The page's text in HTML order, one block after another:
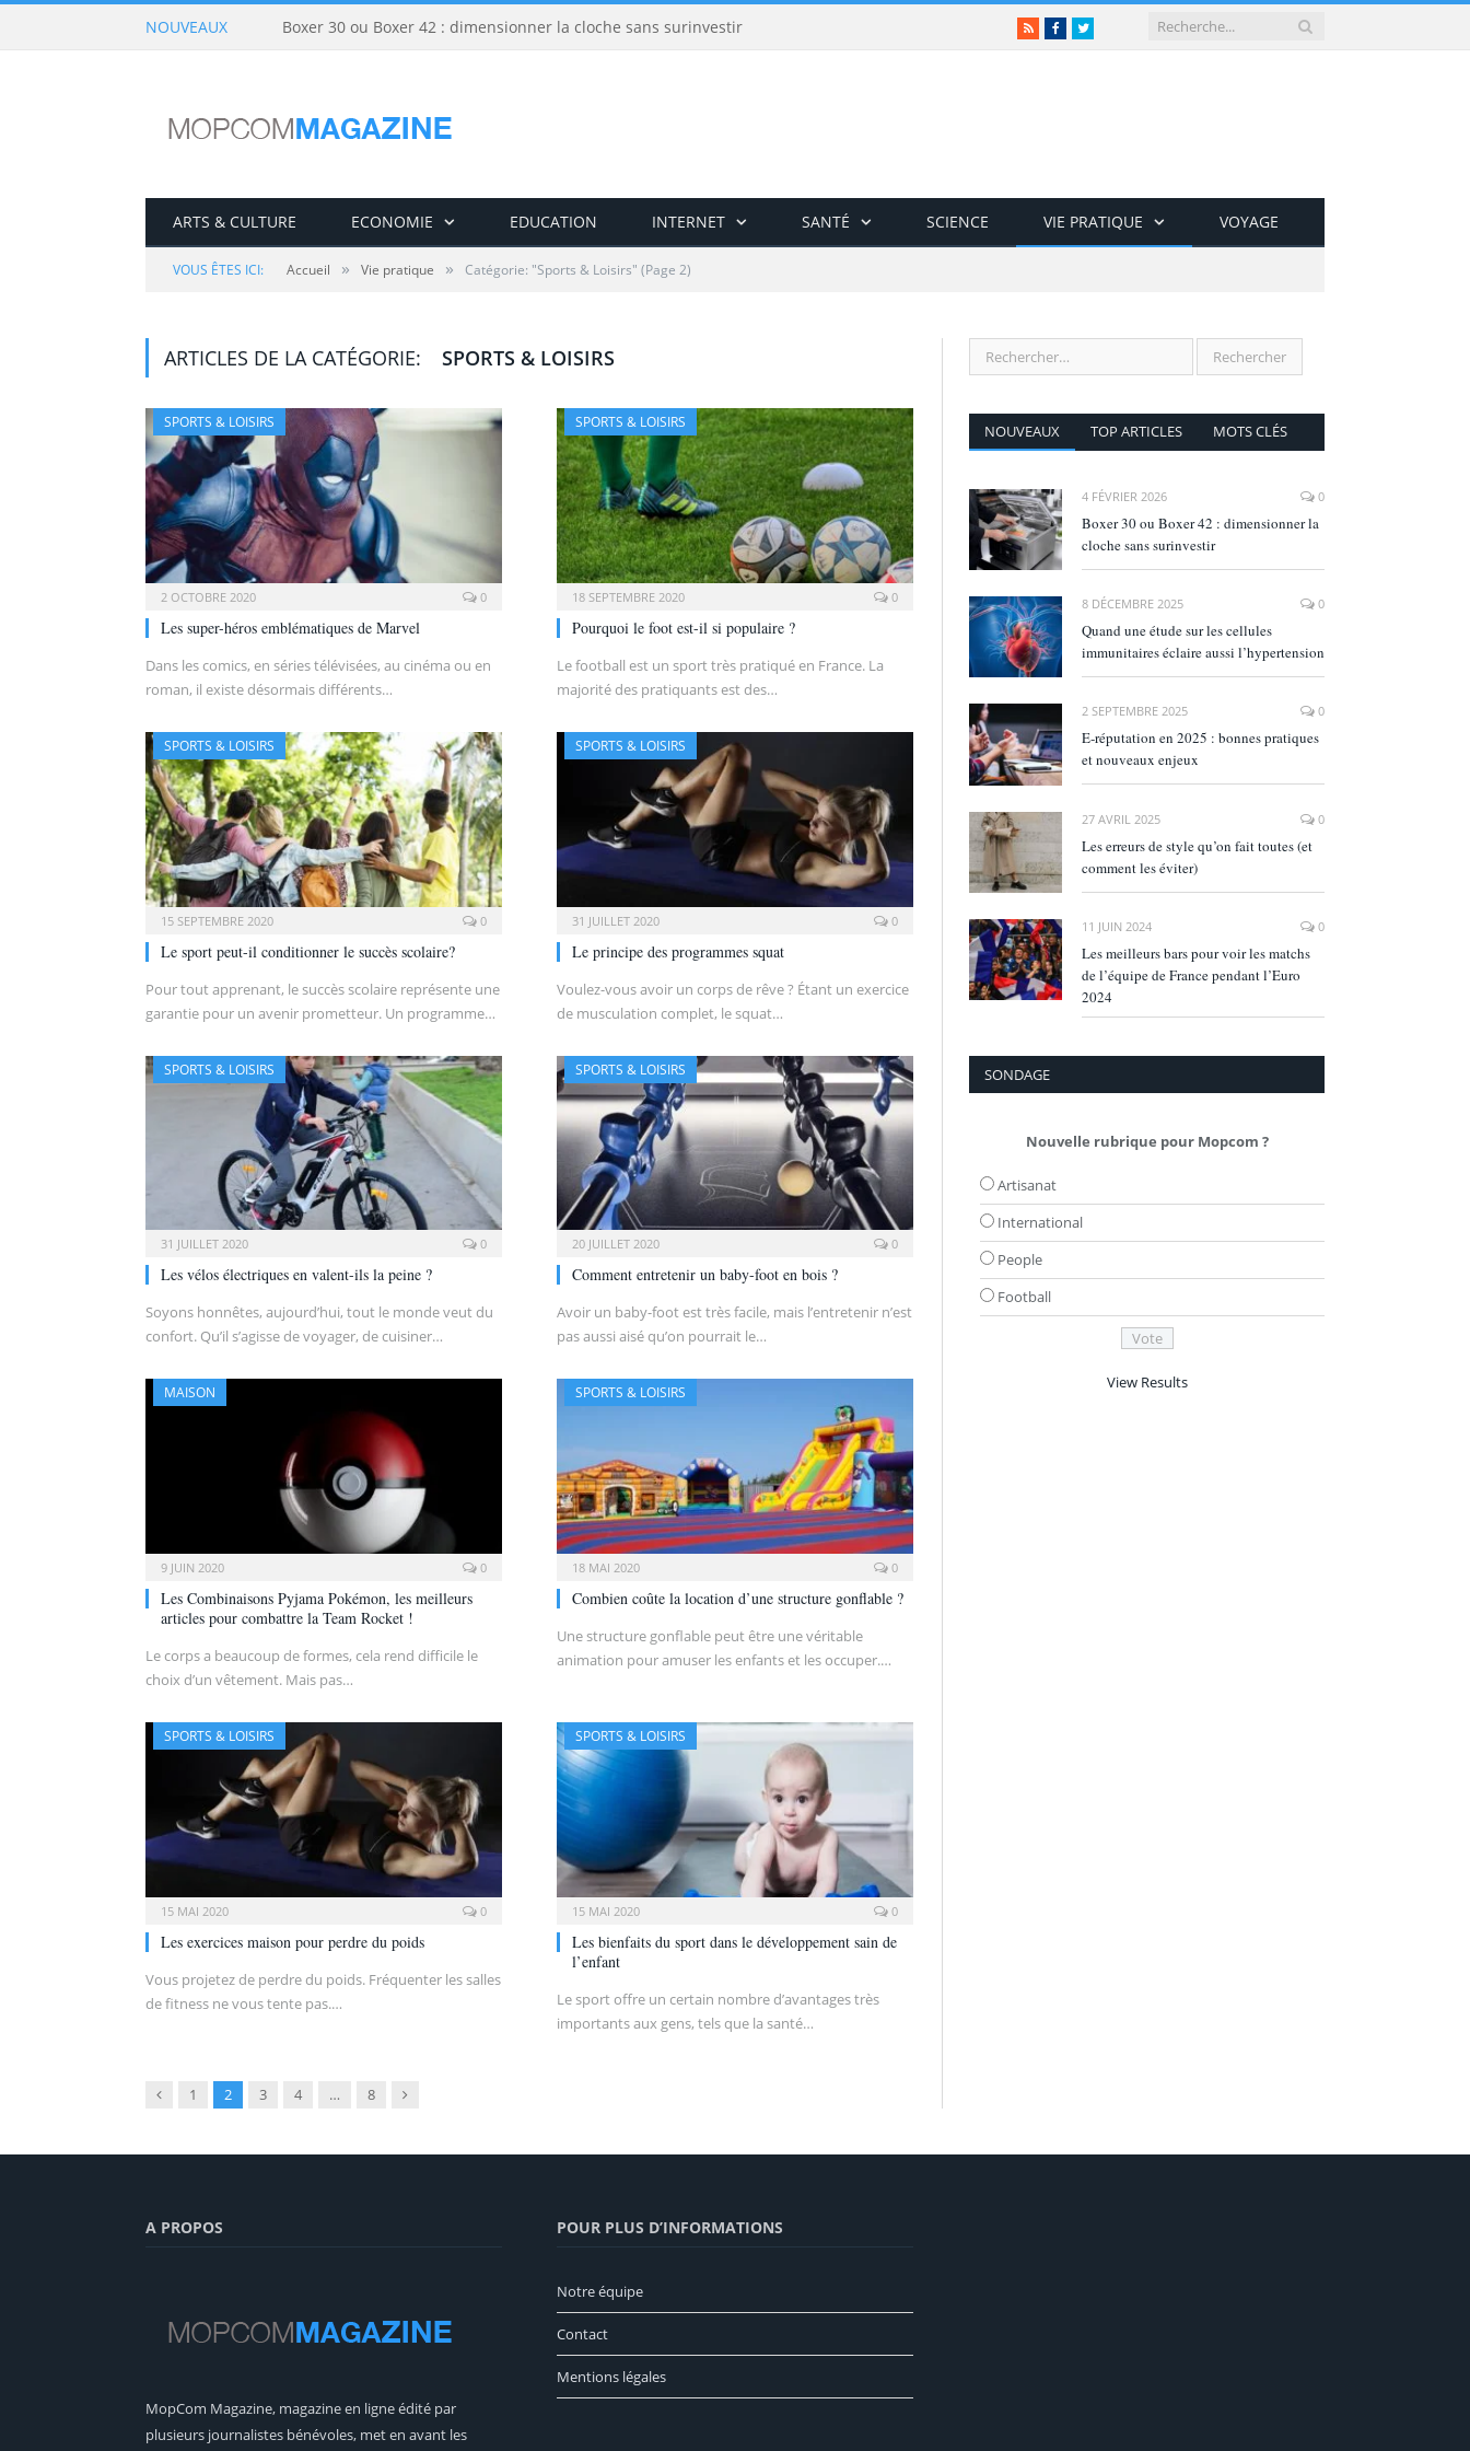
NOUVEAUX Boxer 30 ou Boxer 42 : dimensionner la cloche sans surinvestir RSSFacebookTwitter
ARTS & CULTURE ECONOMIE EDUCATION INTERNET SANTÉ SCIENCE VIE PRATIQUE VOYAGE
VOUS ÊTES ICI: Accueil » Vie pratique » Catégorie: "Sports & Loisirs" (Page 2)
ARTICLES DE LA CATÉGORIE: SPORTS & LOISIRS
SPORTS & LOISIRS
2 OCTOBRE 2020 0
Les super-héros emblématiques de Marvel
Dans les comics, en séries télévisées, au cinéma ou en
roman, il existe désormais différents…
SPORTS & LOISIRS
18 SEPTEMBRE 2020 0
Pourquoi le foot est-il si populaire ?
Le football est un sport très pratiqué en France. La
majorité des pratiquants est des…
SPORTS & LOISIRS
15 SEPTEMBRE 2020 0
Le sport peut-il conditionner le succès scolaire?
Pour tout apprenant, le succès scolaire représente une
garantie pour un avenir prometteur. Un programme…
SPORTS & LOISIRS
31 JUILLET 2020 0
Le principe des programmes squat
Voulez-vous avoir un corps de rêve ? Étant un exercice
de musculation complet, le squat…
SPORTS & LOISIRS
31 JUILLET 2020 0
Les vélos électriques en valent-ils la peine ?
Soyons honnêtes, aujourd’hui, tout le monde veut du
confort. Qu’il s’agisse de voyager, de cuisiner…
SPORTS & LOISIRS
20 JUILLET 2020 0
Comment entretenir un baby-foot en bois ?
Avoir un baby-foot est très facile, mais l’entretenir n’est
pas aussi aisé qu’on pourrait le…
MAISON
9 JUIN 2020 0
Les Combinaisons Pyjama Pokémon, les meilleurs
articles pour combattre la Team Rocket !
Le corps a beaucoup de formes, cela rend difficile le
choix d’un vêtement. Mais pas…
SPORTS & LOISIRS
18 MAI 2020 0
Combien coûte la location d’une structure gonflable ?
Une structure gonflable peut être une véritable
animation pour amuser les enfants et les occuper.…
SPORTS & LOISIRS
15 MAI 2020 0
Les exercices maison pour perdre du poids
Vous projetez de perdre du poids. Fréquenter les salles
de fitness ne vous tente pas.…
SPORTS & LOISIRS
15 MAI 2020 0
Les bienfaits du sport dans le développement sain de
l’enfant
Le sport offre un certain nombre d’avantages très
importants aux gens, tels que la santé…
Précédent
1 2 3 4 … 8 Suivant
NOUVEAUX TOP ARTICLES MOTS CLÉS
4 FÉVRIER 2026 0
Boxer 30 ou Boxer 42 : dimensionner la
cloche sans surinvestir
8 DÉCEMBRE 2025 0
Quand une étude sur les cellules
immunitaires éclaire aussi l’hypertension
2 SEPTEMBRE 2025 0
E‑réputation en 2025 : bonnes pratiques
et nouveaux enjeux
27 AVRIL 2025 0
Les erreurs de style qu’on fait toutes (et
comment les éviter)
11 JUIN 2024 0
Les meilleurs bars pour voir les matchs
de l’équipe de France pendant l’Euro
2024
SONDAGE
Nouvelle rubrique pour Mopcom ?
Artisanat
International
People
Football
View Results
A PROPOS
MopCom Magazine, magazine en ligne édité par
plusieurs journalistes bénévoles, met en avant les
POUR PLUS D’INFORMATIONS
Notre équipe
Contact
Mentions légales